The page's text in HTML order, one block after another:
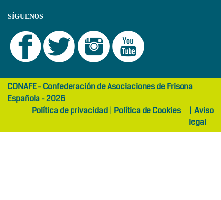
SÍGUENOS
girls
abaya
maltepe
otelCONAFE - Confederación de Asociaciones de Frisona
Española - 2026
Política de privacidad| Política de Cookies | Aviso
legal